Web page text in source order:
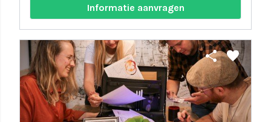
Informatie aanvragen
share favorite